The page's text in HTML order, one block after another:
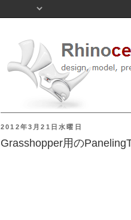
2012年3月21日水曜日
Grasshopper用の